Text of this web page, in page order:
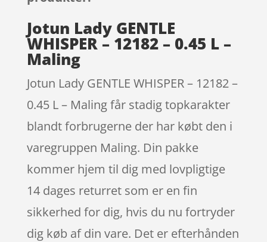
Jotun Lady GENTLE
WHISPER – 12182 – 0.45 L –
Maling
Jotun Lady GENTLE WHISPER – 12182 –
0.45 L – Maling får stadig topkarakter
blandt forbrugerne der har købt den i
varegruppen Maling. Din pakke
kommer hjem til dig med lovpligtige
14 dages returret som er en fin
sikkerhed for dig, hvis du nu fortryder
dig køb af din vare. Det er efterhånden